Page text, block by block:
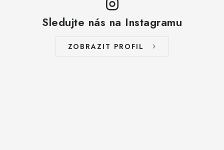
Sledujte nás na Instagramu
ZOBRAZIT PROFIL